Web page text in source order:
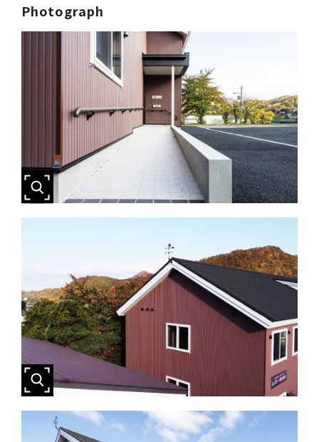
Photograph